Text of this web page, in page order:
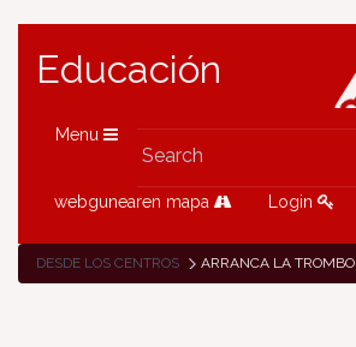
Educación
Menu
webgunearen mapa Login
DESDE LOS CENTROS ARRANCA LA TROMBONE WEEK EN EL CONSERVATORIO SUPERIOR